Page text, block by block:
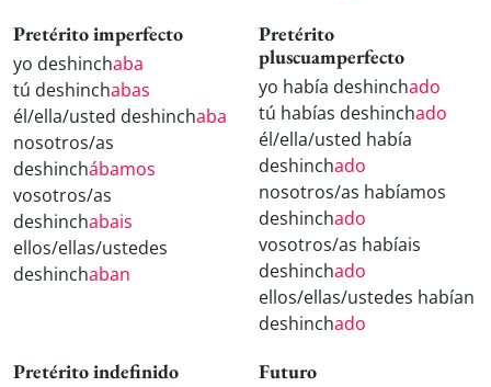
Pretérito imperfecto
yo deshinchaba
tú deshinchabas
él/ella/usted deshinchaba
nosotros/as
deshinchábamos
vosotros/as
deshinchabais
ellos/ellas/ustedes
deshinchaban
Pretérito
pluscuamperfecto
yo había deshinchado
tú habías deshinchado
él/ella/usted había
deshinchado
nosotros/as habíamos
deshinchado
vosotros/as habíais
deshinchado
ellos/ellas/ustedes habían
deshinchado
Pretérito indefinido Futuro